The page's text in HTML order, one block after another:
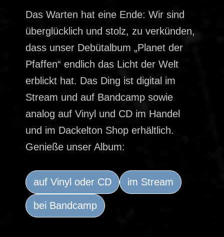
Das Warten hat eine Ende: Wir sind
überglücklich und stolz, zu verkünden,
dass unser Debütalbum „Planet der
Pfaffen“ endlich das Licht der Welt
erblickt hat. Das Ding ist digital im
Stream und auf Bandcamp sowie
analog auf Vinyl und CD im Handel
und im Dackelton Shop erhältlich.
Genieße unser Album:
auf Vinyl oder CD im Stream
bei Bandcamp